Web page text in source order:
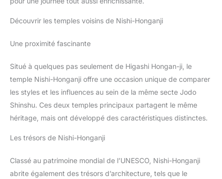
Découvrir les temples voisins de Nishi-Honganji
Une proximité fascinante
Situé à quelques pas seulement de Higashi Hongan-ji, le
temple Nishi-Honganji offre une occasion unique de comparer
les styles et les influences au sein de la même secte Jodo
Shinshu. Ces deux temples principaux partagent le même
héritage, mais ont développé des caractéristiques distinctes.
Les trésors de Nishi-Honganji
Classé au patrimoine mondial de l’UNESCO, Nishi-Honganji
abrite également des trésors d’architecture, tels que le